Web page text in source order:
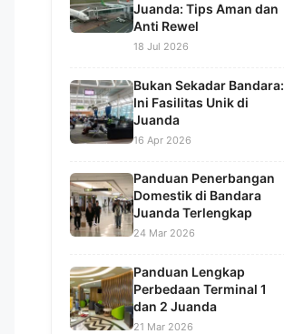
Juanda: Tips Aman dan
Anti Rewel
18 Jul 2026
Bukan Sekadar Bandara:
Ini Fasilitas Unik di
Juanda
16 Apr 2026
Panduan Penerbangan
Domestik di Bandara
Juanda Terlengkap
24 Mar 2026
Panduan Lengkap
Perbedaan Terminal 1
dan 2 Juanda
21 Mar 2026